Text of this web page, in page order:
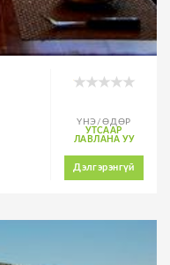
ҮНЭ/ӨДӨР
УТСААР
ЛАВЛАНА УУ
Дэлгэрэнгүй